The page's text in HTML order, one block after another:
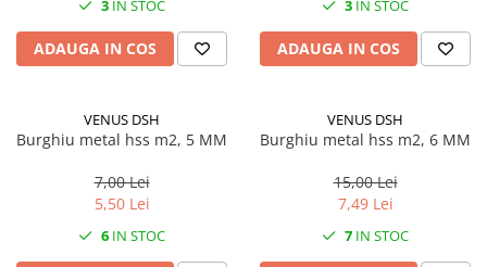
3 IN STOC
ADAUGA IN COS
3 IN STOC
ADAUGA IN COS
VENUS DSH
Burghiu metal hss m2, 5 MM
7,00 Lei
5,50 Lei
6 IN STOC
VENUS DSH
Burghiu metal hss m2, 6 MM
15,00 Lei
7,49 Lei
7 IN STOC